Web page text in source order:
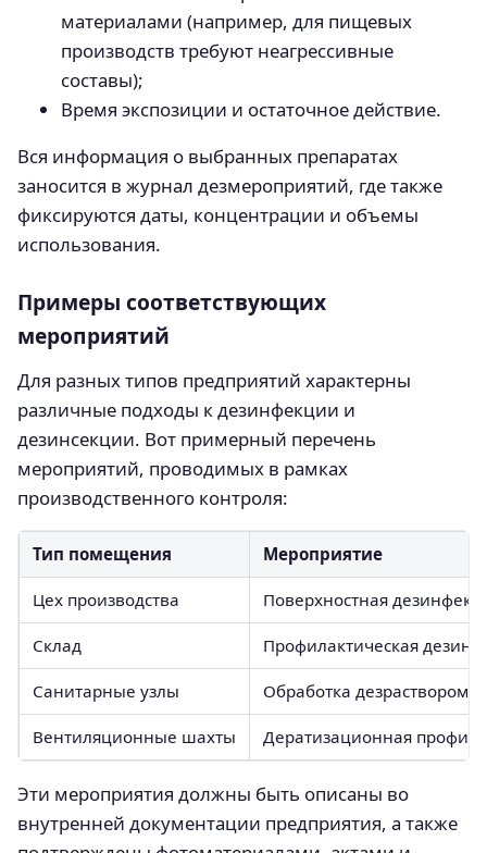
материалами (например, для пищевых
производств требуют неагрессивные
составы);
Время экспозиции и остаточное действие.
Вся информация о выбранных препаратах
заносится в журнал дезмероприятий, где также
фиксируются даты, концентрации и объемы
использования.
Примеры соответствующих
мероприятий
Для разных типов предприятий характерны
различные подходы к дезинфекции и
дезинсекции. Вот примерный перечень
мероприятий, проводимых в рамках
производственного контроля:
Тип помещения Мероприятие
Цех производства Поверхностная
Склад Профилактическая
Санитарные узлы Обработка дезраствором
Вентиляционные шахты Дератизационная
Эти мероприятия должны быть описаны во
внутренней документации предприятия, а также